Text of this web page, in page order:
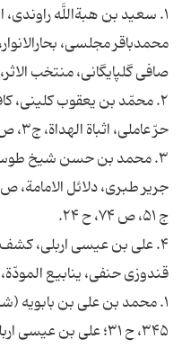
صافى گلپايگانى، منتخب الاثر،
حرّ عاملى، اثباة الهداة، ج۳، ص۴۹۵.
ج ۵۱، ص ۷۴، ح ۲۴.
قندوزى حنفى، ينابيع المودّة، ج ۲، ص